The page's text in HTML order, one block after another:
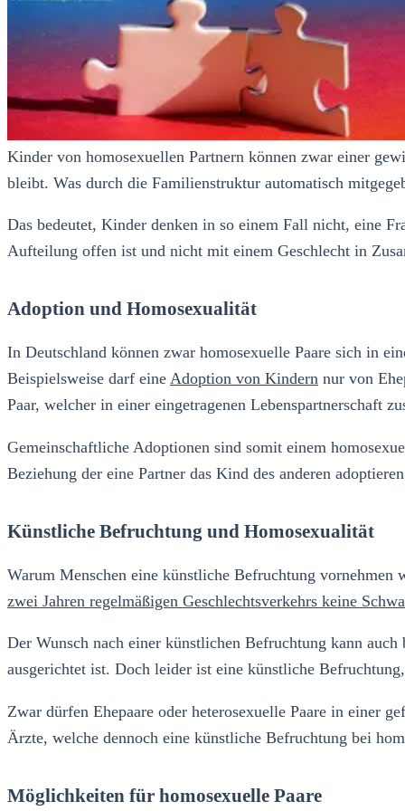
Kinder von homosexuellen Partnern können zwar einer
bleibt. Was durch die Familienstruktur automatisch
Das bedeutet, Kinder denken in so einem Fall nicht, eine
Aufteilung offen ist und nicht mit einem Geschlecht in
Adoption und Homosexualität
In Deutschland können zwar homosexuelle Paare sich in
Beispielsweise darf eine Adoption von Kindern nur von
Paar, welcher in einer eingetragenen Lebenspartnerschaft
Gemeinschaftliche Adoptionen sind somit einem
Beziehung der eine Partner das Kind des anderen
Künstliche Befruchtung und Homosexualität
Warum Menschen eine künstliche Befruchtung
zwei Jahren regelmäßigen Geschlechtsverkehrs keine
Der Wunsch nach einer künstlichen Befruchtung kann
ausgerichtet ist. Doch leider ist eine künstliche
Zwar dürfen Ehepaare oder heterosexuelle Paare in einer
Ärzte, welche dennoch eine künstliche Befruchtung bei
Möglichkeiten für homosexuelle Paare